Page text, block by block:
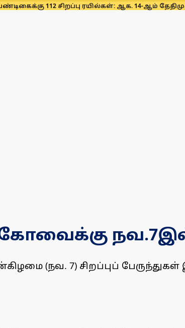
சிறப்பு ரயில்கள்: ஆக. 14-ஆம் தேதிமுதல்
நவ.7இல்
(நவ. 7) சிறப்புப்